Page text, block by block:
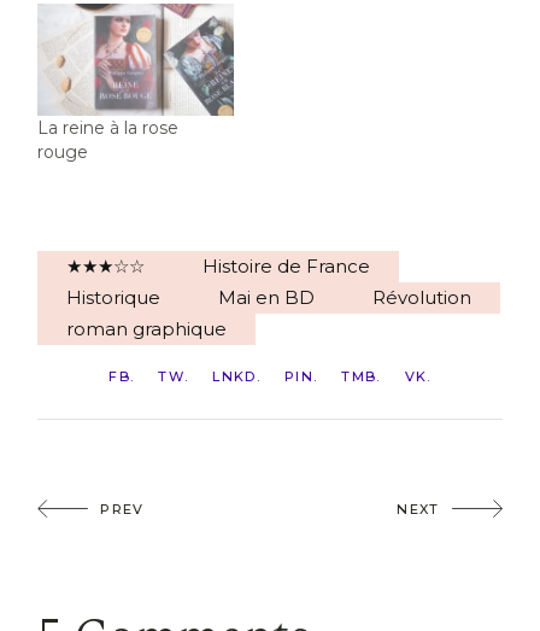
La reine à la rose
rouge
★★★☆☆
Histoire de France
Historique
Mai en BD
Révolution
roman graphique
FB TW LNKD PIN TMB VK
PREV NEXT